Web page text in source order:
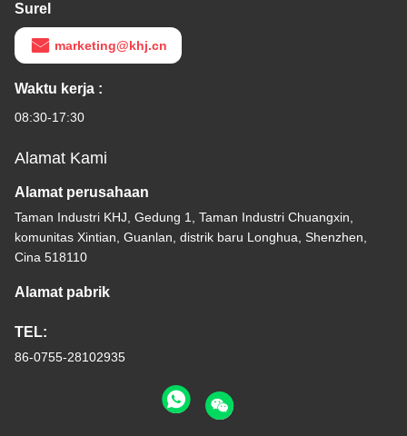
Surel
marketing@khj.cn
Waktu kerja :
08:30-17:30
Alamat Kami
Alamat perusahaan
Taman Industri KHJ, Gedung 1, Taman Industri Chuangxin,
komunitas Xintian, Guanlan, distrik baru Longhua, Shenzhen,
Cina 518110
Alamat pabrik
TEL:
86-0755-28102935